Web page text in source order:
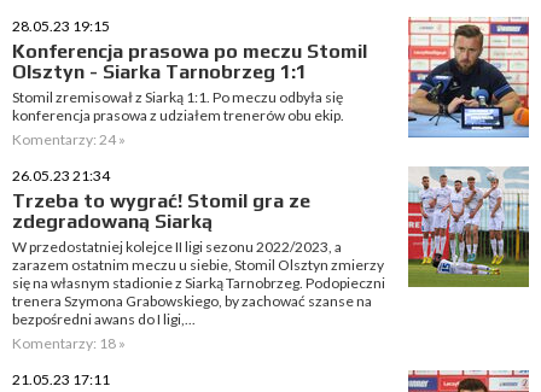
28.05.23 19:15
Konferencja prasowa po meczu Stomil
Olsztyn - Siarka Tarnobrzeg 1:1
Stomil zremisował z Siarką 1:1. Po meczu odbyła się
konferencja prasowa z udziałem trenerów obu ekip.
Komentarzy: 24 »
26.05.23 21:34
Trzeba to wygrać! Stomil gra ze
zdegradowaną Siarką
W przedostatniej kolejce II ligi sezonu 2022/2023, a
zarazem ostatnim meczu u siebie, Stomil Olsztyn zmierzy
się na własnym stadionie z Siarką Tarnobrzeg. Podopieczni
trenera Szymona Grabowskiego, by zachować szanse na
bezpośredni awans do I ligi,...
Komentarzy: 18 »
21.05.23 17:11